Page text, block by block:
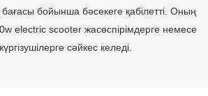
бойынша бәсекеге қабілетті. Оның
electric scooter жасөспірімдерге немесе
сәйкес келеді.